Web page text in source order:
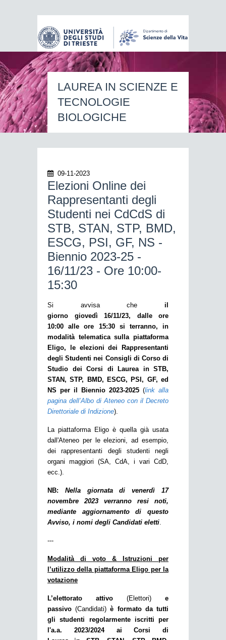
LAUREA IN SCIENZE E
TECNOLOGIE
BIOLOGICHE
09-11-2023
Elezioni Online dei
Rappresentanti degli
Studenti nei CdCdS di
STB, STAN, STP, BMD,
ESCG, PSI, GF, NS -
Biennio 2023-25 -
16/11/23 - Ore 10:00-
15:30
Si avvisa che il
giorno giovedì 16/11/23, dalle ore
10:00 alle ore 15:30 si terranno, in
modalità telematica sulla piattaforma
Eligo, le elezioni dei Rappresentanti
degli Studenti nei Consigli di Corso di
Studio dei Corsi di Laurea in STB,
STAN, STP, BMD, ESCG, PSI, GF, ed
NS per il Biennio 2023-2025 (link alla
pagina dell’Albo di Ateneo con il Decreto
Direttoriale di Indizione).
La piattaforma Eligo è quella già usata
dall'Ateneo per le elezioni, ad esempio,
dei rappresentanti degli studenti negli
organi maggiori (SA, CdA, i vari CdD,
ecc.).
NB: Nella giornata di venerdì 17
novembre 2023 verranno resi noti,
mediante aggiornamento di questo
Avviso, i nomi degli Candidati eletti.
---
Modalità di voto & Istruzioni per
l’utilizzo della piattaforma Eligo per la
votazione
L’elettorato attivo (Elettori) e
passivo (Candidati)è formato da tutti
gli studenti regolarmente iscritti per
l'a.a. 2023/2024 ai Corsi di